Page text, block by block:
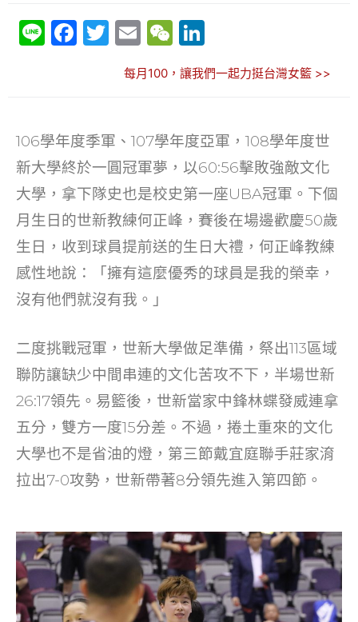
Li F
b
o
o
k
T
itt
E
ai
W
C
at
k
dI
n
每月100，讓我們一起力挺台灣女籃 >>
106學年度季軍、107學年度亞軍，108學年度世
新大學終於一圓冠軍夢，以60:56擊敗強敵文化
大學，拿下隊史也是校史第一座UBA冠軍。下個
月生日的世新教練何正峰，賽後在場邊歡慶50歲
生日，收到球員提前送的生日大禮，何正峰教練
感性地說：「擁有這麼優秀的球員是我的榮幸，
沒有他們就沒有我。」
二度挑戰冠軍，世新大學做足準備，祭出113區域
聯防讓缺少中間串連的文化苦攻不下，半場世新
26:17領先。易籃後，世新當家中鋒林蝶發威連拿
五分，雙方一度15分差。不過，捲土重來的文化
大學也不是省油的燈，第三節戴宜庭聯手莊家淯
拉出7-0攻勢，世新帶著8分領先進入第四節。